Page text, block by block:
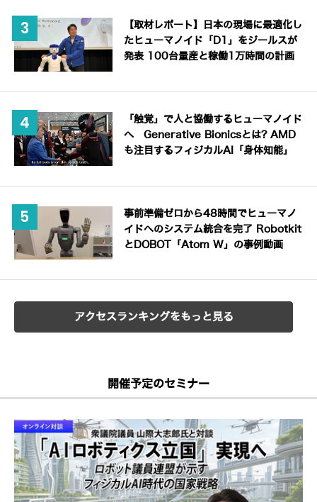
【取材レポート】日本の現場に最適化し
たヒューマノイド「D1」をジールスが
発表 100台量産と稼働1万時間の計画
「触覚」で人と協働するヒューマノイド
へ Generative Bionicsとは? AMD
も注目するフィジカルAI「身体知能」
事前準備ゼロから48時間でヒューマノ
イドへのシステム統合を完了 Robotkit
とDOBOT「Atom W」の事例動画
アクセスランキングをもっと見る
開催予定のセミナー